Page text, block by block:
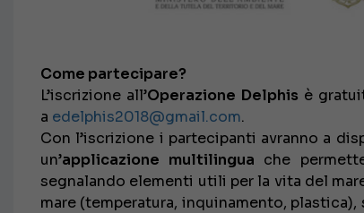
Come partecipare?
L’iscrizione all’Operazione Delphis è
a edelphis2018@gmail.com.
Con l’iscrizione i partecipanti avranno a
un’applicazione multilingua che
segnalando elementi utili per la vita del
mare (temperatura, inquinamento,